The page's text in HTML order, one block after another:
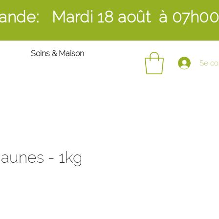
Mardi 18 août à 07h00
Soins & Maison
Se
- 1kg